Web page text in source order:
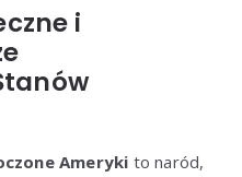
i
Ameryki to naród,